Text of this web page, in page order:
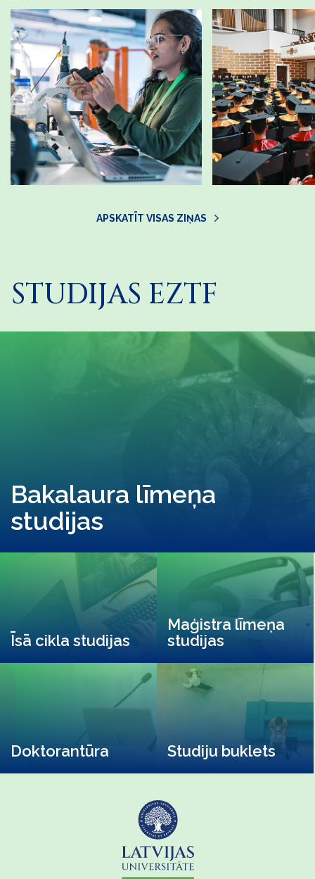
APSKATĪT VISAS ZIŅAS
STUDIJAS EZTF
Bakalaura līmeņa
studijas
Īsā cikla studijas
Maģistra līmeņa
studijas
Doktorantūra Studiju buklets